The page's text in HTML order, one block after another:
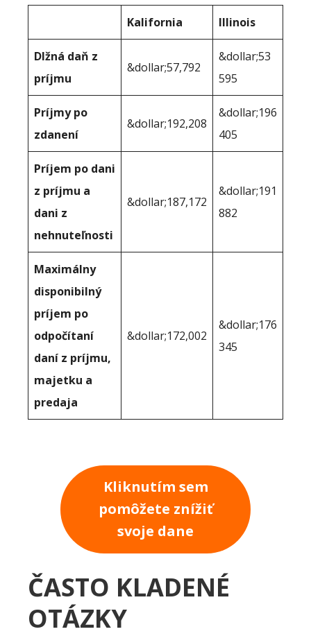
Kalifornia Illinois
Dlžná daň z
príjmu
&dollar;57,792
&dollar;53
595
Príjmy po
zdanení
&dollar;192,208
&dollar;196
405
Príjem po dani
z príjmu a
dani z
nehnuteľnosti
&dollar;187,172
&dollar;191
882
Maximálny
disponibilný
príjem po
odpočítaní
daní z príjmu,
majetku a
predaja
&dollar;172,002
&dollar;176
345
Kliknutím sem
pomôžete znížiť
svoje dane
ČASTO KLADENÉ
OTÁZKY